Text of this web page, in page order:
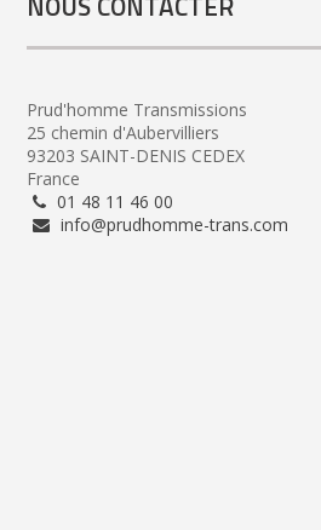
Prud'homme Transmissions
25 chemin d'Aubervilliers
93203 SAINT-DENIS CEDEX
France
01 48 11 46 00
info@prudhomme-trans.com